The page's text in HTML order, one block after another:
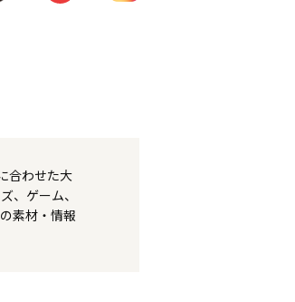
合わせた大
、ゲーム、
素材・情報